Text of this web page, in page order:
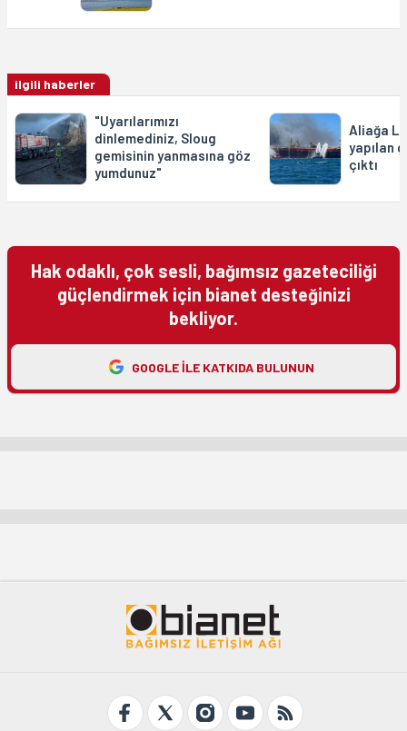
ilgili haberler
"Uyarılarımızı
dinlemediniz, Sloug
gemisinin yanmasına göz
yumdunuz"
Aliağa
yapılan
çıktı
Hak odaklı, çok sesli, bağımsız gazeteciliği
güçlendirmek için bianet desteğinizi
bekliyor.
GOOGLE ILE KATKIDA BULUNUN